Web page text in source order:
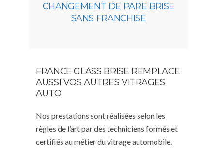
CHANGEMENT DE PARE BRISE
SANS FRANCHISE
FRANCE GLASS BRISE REMPLACE
AUSSI VOS AUTRES VITRAGES
AUTO
Nos prestations sont réalisées selon les
règles de l’art par des techniciens formés et
certifiés au métier du vitrage automobile.